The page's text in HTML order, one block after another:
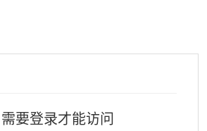
需要登录才能访问